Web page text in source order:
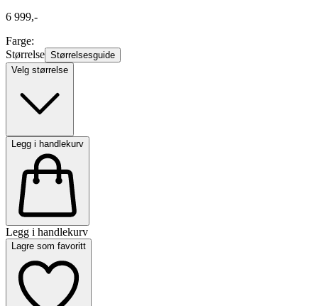
6 999,-
Farge:
Størrelse Størrelsesguide
Velg størrelse
Legg i handlekurv
Legg i handlekurv
Lagre som favoritt